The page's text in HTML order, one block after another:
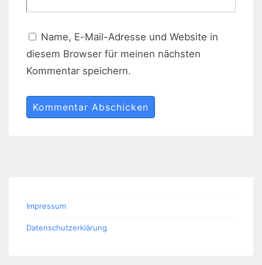
Name, E-Mail-Adresse und Website in
diesem Browser für meinen nächsten
Kommentar speichern.
Impressum
Datenschutzerklärung